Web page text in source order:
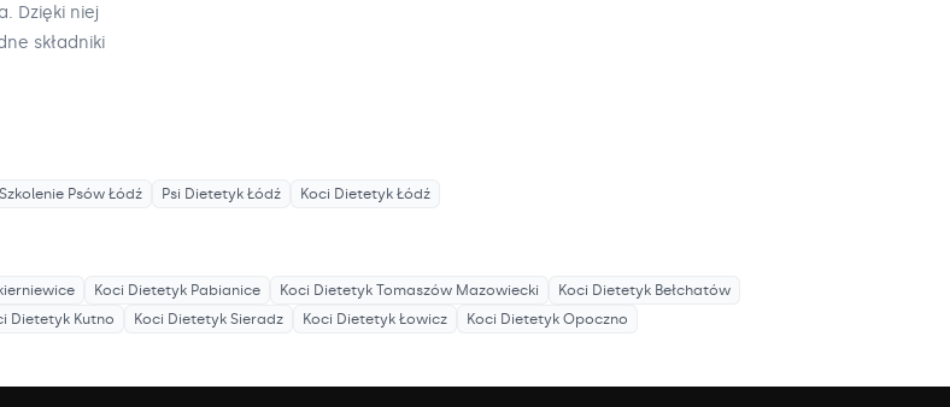
Dzięki niej
składniki
Szkolenie Psów Łódź Psi Dietetyk Łódź Koci Dietetyk Łódź
Koci Dietetyk Pabianice Koci Dietetyk Tomaszów Mazowiecki Koci Dietetyk Bełchatów
Dietetyk Kutno Koci Dietetyk Sieradz Koci Dietetyk Łowicz Koci Dietetyk Opoczno